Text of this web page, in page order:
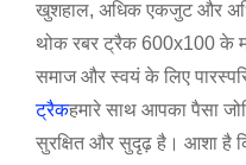
खुशहाल, अधिक एकजुट और
थोक रबर ट्रैक 600x100 के
समाज और स्वयं के लिए
ट्रैकहमारे साथ आपका पैसा
सुरक्षित और सुदृढ़ है। आशा है